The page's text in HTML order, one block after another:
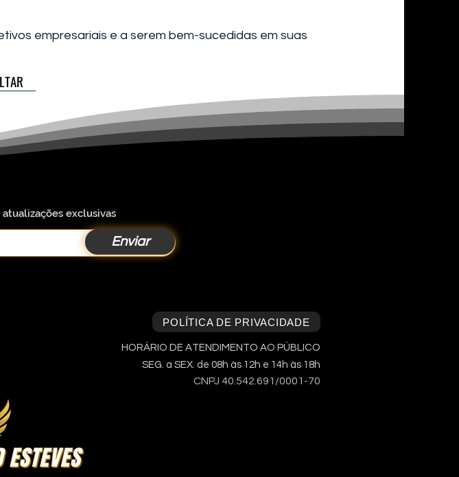
empresariais e a serem bem-sucedidas em suas
exclusivas
Enviar
POLÍTICA DE PRIVACIDADE
HORÁRIO DE ATENDIMENTO AO PÚBLICO
SEG. a SEX. de 08h às 12h e 14h às 18h
CNPJ 40.542.691/0001-70